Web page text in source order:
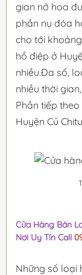
gian nở hoa
phần nụ đóa
cho tới
hồ điệp ở
nhiều.Đa số,
nhiều thời
Phần tiếp
Huyện Củ
Cửa Hàng Bán
Nơi Uy Tín Call
Những số loại